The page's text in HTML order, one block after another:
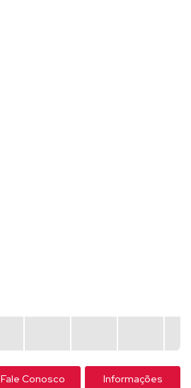
Fale Conosco Informações